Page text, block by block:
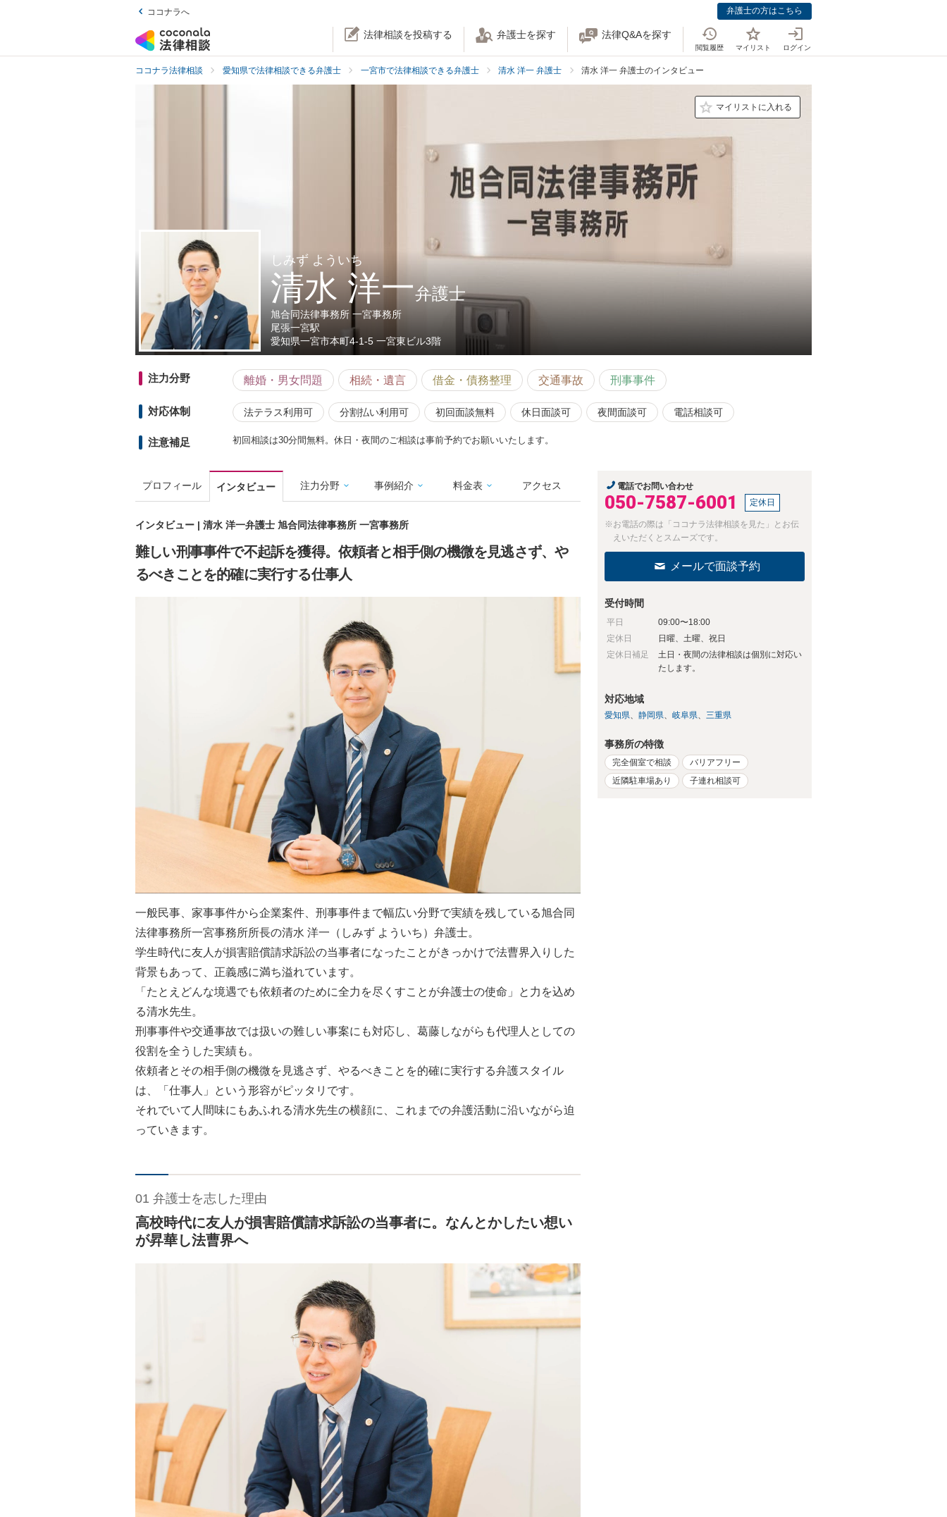
ココナラへ 弁護士の方はこちら
法律相談を投稿する 弁護士を探す 法律Q&Aを探す
閲覧履歴 マイリスト ログイン
ココナラ法律相談 愛知県で法律相談できる弁護士 一宮市で法律相談できる弁護士 清水 洋一 弁護士 清水 洋一 弁護士のインタビュー
マイリストに入れる
しみず よういち
清水 洋一弁護士
旭合同法律事務所 一宮事務所
尾張一宮駅
愛知県一宮市本町4-1-5 一宮東ビル3階
注力分野 離婚・男女問題 相続・遺言 借金・債務整理 交通事故 刑事事件
対応体制 法テラス利用可 分割払い利用可 初回面談無料 休日面談可 夜間面談可 電話相談可
注意補足 初回相談は30分間無料。休日・夜間のご相談は事前予約でお願いいたします。
プロフィール インタビュー 注力分野 事例紹介 料金表 アクセス
インタビュー | 清水 洋一弁護士 旭合同法律事務所 一宮事務所
難しい刑事事件で不起訴を獲得。依頼者と相手側の機微を見逃さず、や
るべきことを的確に実行する仕事人
一般民事、家事事件から企業案件、刑事事件まで幅広い分野で実績を残している旭合同
法律事務所一宮事務所所長の清水 洋一（しみず よういち）弁護士。
学生時代に友人が損害賠償請求訴訟の当事者になったことがきっかけで法曹界入りした
背景もあって、正義感に満ち溢れています。
「たとえどんな境遇でも依頼者のために全力を尽くすことが弁護士の使命」と力を込め
る清水先生。
刑事事件や交通事故では扱いの難しい事案にも対応し、葛藤しながらも代理人としての
役割を全うした実績も。
依頼者とその相手側の機微を見逃さず、やるべきことを的確に実行する弁護スタイル
は、「仕事人」という形容がピッタリです。
それでいて人間味にもあふれる清水先生の横顔に、これまでの弁護活動に沿いながら迫
っていきます。
01 弁護士を志した理由
高校時代に友人が損害賠償請求訴訟の当事者に。なんとかしたい想い
が昇華し法曹界へ
電話でお問い合わせ
050-7587-6001 定休日
※お電話の際は「ココナラ法律相談を見た」とお伝
えいただくとスムーズです。
メールで面談予約
受付時間
平日
09:00〜18:00
定休日
日曜、土曜、祝日
定休日補足
土日・夜間の法律相談は個別に対応い
たします。
対応地域
愛知県 静岡県 岐阜県 三重県
事務所の特徴
完全個室で相談
バリアフリー
近隣駐車場あり
子連れ相談可